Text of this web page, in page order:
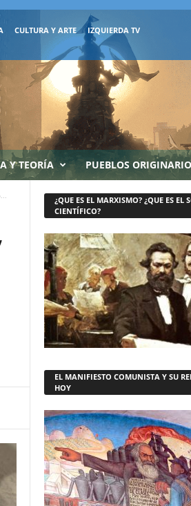
CULTURA Y ARTE IZQUIERDA TV
Y TEORÍA PUEBLOS
¿QUE ES EL MARXISMO? ¿QUE ES EL
CIENTÍFICO?
EL MANIFIESTO COMUNISTA Y SU
HOY